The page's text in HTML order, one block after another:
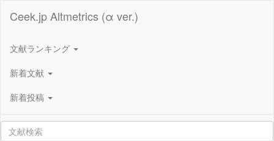
Ceek.jp Altmetrics (α ver.)
文献ランキング
新着文献
新着投稿